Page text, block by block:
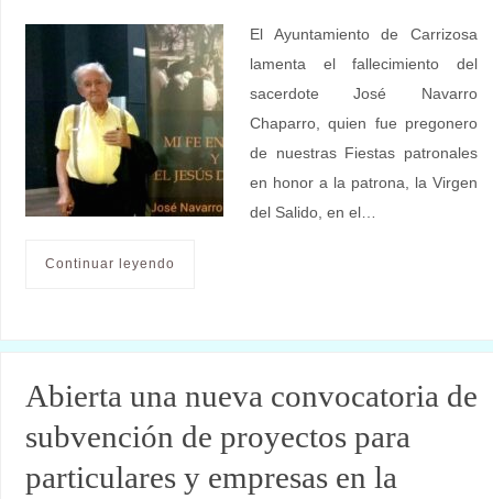
El Ayuntamiento de Carrizosa
lamenta el fallecimiento del
sacerdote José Navarro
Chaparro, quien fue pregonero
de nuestras Fiestas patronales
en honor a la patrona, la Virgen
del Salido, en el…
Continuar leyendo
Abierta una nueva convocatoria de
subvención de proyectos para
particulares y empresas en la